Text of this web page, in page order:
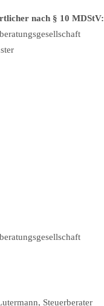
nach § 10 MDStV:
Steuerberater